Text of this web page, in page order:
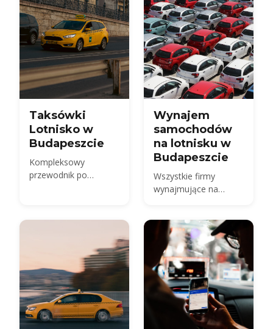
Taksówki
Lotnisko w
Budapeszcie
Kompleksowy
przewodnik po
Wynajem
samochodów
na lotnisku w
Budapeszcie
Wszystkie firmy
wynajmujące na
samochodu w 2026
roku, wymagane
dokumenty i kaucja,
ubezpieczenie i
węgierski znaczek
drogowy — plus czy
wynajmować na
lotnisku czy w mieście.